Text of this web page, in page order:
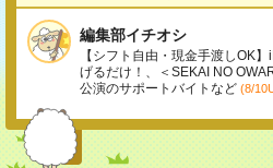
編集部イチオシ
【シフト自由・現金手渡しOK
げるだけ！、＜SEKAI NO
公演のサポートバイトなど (8/